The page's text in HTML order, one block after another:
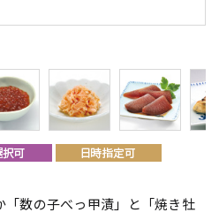
数の子べっ甲漬」と「焼き牡